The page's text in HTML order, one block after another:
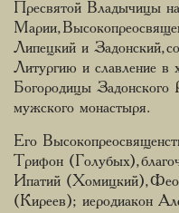
Пресвятой Владычицы
Марии,
Липецкий и Задонский,
Литургию и славление в
Богородицы Задонского
мужского монастыря.
Его
Трифон (Голубых),
Ипатий (Хомицкий),
(Киреев); иеродиакон